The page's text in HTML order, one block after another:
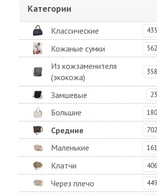
Категории
Классические
Кожаные сумки
Из кожзаменителя
(экокожа)
Замшевые
Большие
Средние
Маленькие
Клатчи
Через плечо